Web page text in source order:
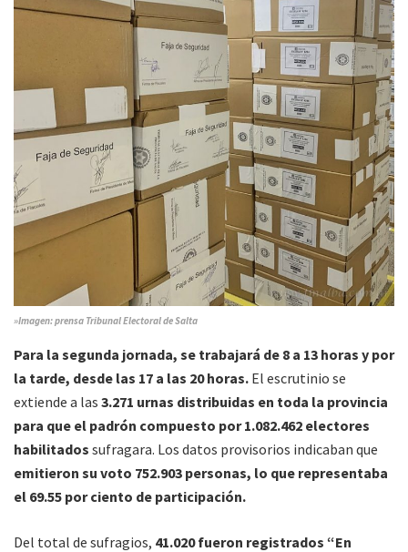
»Imagen: prensa Tribunal Electoral de Salta
Para la segunda jornada, se trabajará de 8 a 13 horas y por
la tarde, desde las 17 a las 20 horas. El escrutinio se
extiende a las 3.271 urnas distribuidas en toda la provincia
para que el padrón compuesto por 1.082.462 electores
habilitados sufragara. Los datos provisorios indicaban que
emitieron su voto 752.903 personas, lo que representaba
el 69.55 por ciento de participación.
Del total de sufragios, 41.020 fueron registrados “En